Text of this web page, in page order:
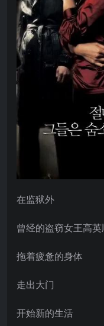
在监狱外
曾经的盗窃女王高英
拖着疲惫的身体
走出大门
开始新的生活